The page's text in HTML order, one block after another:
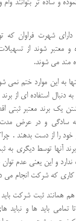
و ساده تر بتوانند وام
شهرت فراوان که
و معتبر شوند از
مند می شوند.
به این موارد ختم نمی
دنبال استفاده ای از
یک برند معتبر ثبتی
به سادگی و در عرض
خود را از دست بدهند .
برند آنها توسط دیگری به
ندارد و این یعنی عدم توان
کاری که شرکت انجام می
همانند ثبت شرکت باید
تمامی باید ها و نباید